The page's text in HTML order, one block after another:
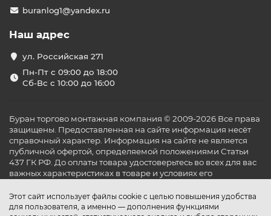
Этот сайт использует файлы cookie с целью повышения удобства
для пользователя, а именно — дополнения функциями
buranlog1@yandex.ru
Наш адрес
ул. Российская 271
Пн-Пт с 09:00 до 18:00
Сб-Вс с 10:00 до 16:00
Буран торгово монтажная компания © 2009-2026 Все права
защищены. Предоставленная на сайте информация несёт
справочный характер. Информация на сайте не является
публичной офертой, определяемой положениями Статьи
437 ГК РФ. До оплаты товара удостоверьтесь во всех для вас
важных характеристиках в товаре и условиях его